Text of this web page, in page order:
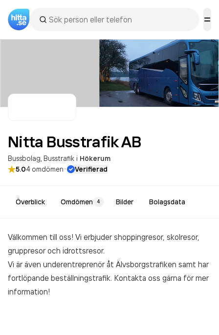
Nitta BusstrafikAB
Bussbolag Busstrafik i Hökerum
5.04 omdömen· Verifierad
Överblick Omdömen 4 Bilder Bolagsdata
Välkommen till oss! Vi erbjuder shoppingresor, skolresor,
gruppresor och idrottsresor.
Vi är även underentreprenör åt Älvsborgstrafiken samt har
fortlöpande beställningstrafik. Kontakta oss gärna för mer
information!